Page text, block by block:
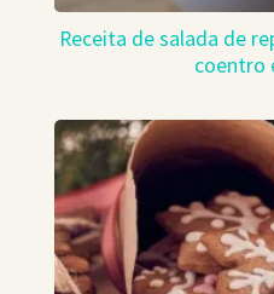
Receita de salada de
coentro